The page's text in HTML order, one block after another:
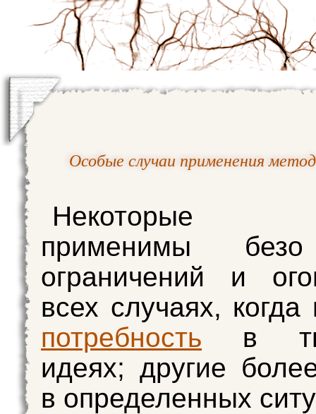
Особые случаи применения
Некоторые
применимы
ограничений и
всех случаях, когда
потребность в
идеях; другие
в определенных